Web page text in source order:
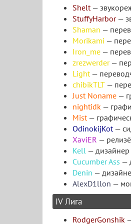
Shelt—
StuffyHarbor—
Shaman —
Morikami —
Iron_me—
zrezwerder—
Light—
chibikTLT—
Just Noname—
nightidk—
Mist—
OdinokijKot—
XaviER —
Kell— дизайнер
Cucumber Ass —
Denin —
AlexD1llon —
IV Лига
RodgerGonshik—